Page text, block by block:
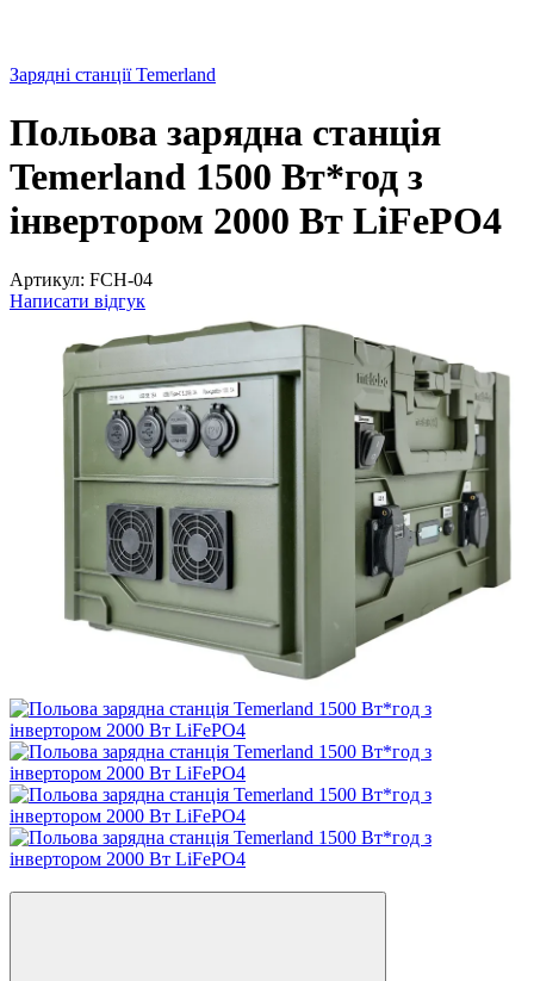
Зарядні станції Temerland
Польова зарядна станція
Temerland 1500 Вт*год з
інвертором 2000 Вт LiFePO4
Артикул: FCH-04
Написати відгук